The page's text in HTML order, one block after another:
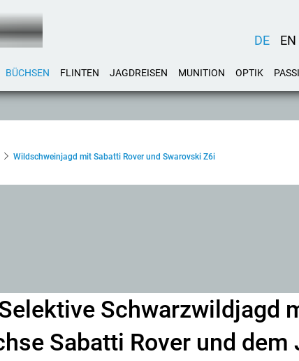
DE EN
BÜCHSEN FLINTEN JAGDREISEN MUNITION OPTIK
Wildschweinjagd mit Sabatti Rover und Swarovski Z6i
Schwarzwildjagd
Sabatti Rover und